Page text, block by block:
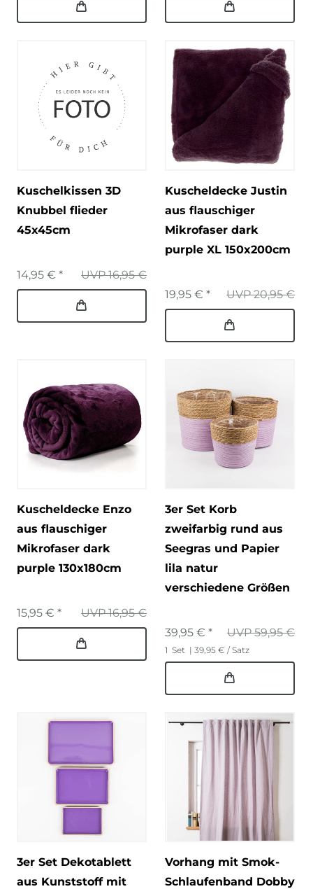
Kuschelkissen 3D
Knubbel flieder
45x45cm
UVP 16,95 €
14,95 € *
Kuscheldecke Justin
aus flauschiger
Mikrofaser dark
purple XL 150x200cm
UVP 20,95 €
19,95 € *
Kuscheldecke Enzo
aus flauschiger
Mikrofaser dark
purple 130x180cm
UVP 16,95 €
15,95 € *
3er Set Korb
zweifarbig rund aus
Seegras und Papier
lila natur
verschiedene Größen
UVP 59,95 €
39,95 € *
1 Set | 39,95 € / Satz
3er Set Dekotablett
aus Kunststoff mit
Vorhang mit Smok-
Schlaufenband Dobby